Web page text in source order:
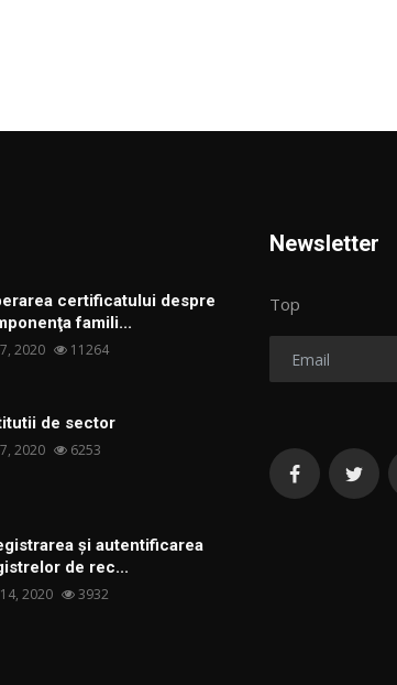
certificatului despre
famili...
2020 11264
de sector
2020 6253
și autentificarea
de rec...
2020 3932
Newsletter
Top